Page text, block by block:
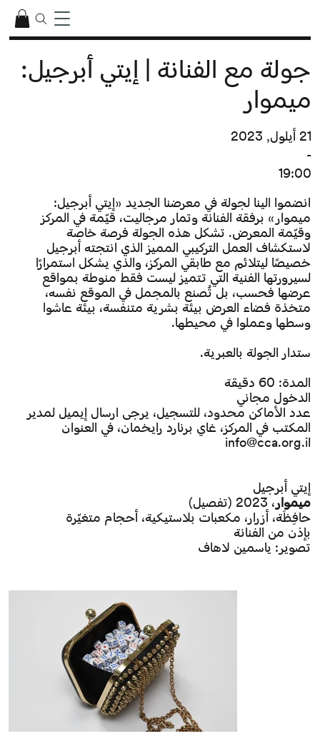
انضموا الينا لجولة في معرضنا الجديد «إيتي أبرجيل:
ميموار» برفقة الفنانة وتمار مرجاليت، قيّمة في المركز
وقيّمة المعرض. تشكل هذه الجولة فرصة خاصة
لاستكشاف العمل التركيبي المميز الذي انتجته أبرجيل
خصيصًا ليتلائم مع طابقي المركز، والذي يشكل استمرارًا
لسيرورتها الفنية التي تتميز ليست فقط منوطة بمواقع
عرضها فحسب، بل تُصنع بالمجمل في الموقع نفسه،
متخذة فضاء العرض بيئة بشرية متنفسة، بيئة عاشوا
وسطها وعملوا في محيطها.
ستدار الجولة بالعبرية.
المدة: 60 دقيقة
الدخول مجاني
عدد الأماكن محدود، للتسجيل، يرجى ارسال إيميل لمدير
المكتب في المركز، غاي برنارد رايخمان، في العنوان
info@cca.org.il
إيتي أبرجيل
ميموار، 2023 (تفصيل)
حافِظَة، أزرار، مكعبات بلاستيكية، أحجام متغيّرة
بإذن من الفنانة
تصوير: ياسمين لاهاف
جولة مع الفنانة | إيتي أبرجيل:
ميموار
21 أيلول, 2023
-
19:00